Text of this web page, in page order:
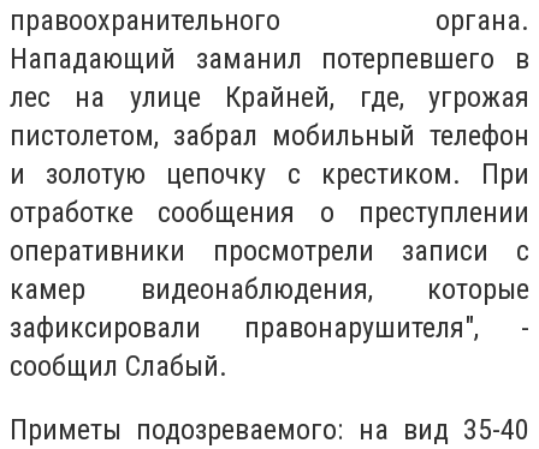
правоохранительного органа.
Нападающий заманил потерпевшего в
лес на улице Крайней, где, угрожая
пистолетом, забрал мобильный телефон
и золотую цепочку с крестиком. При
отработке сообщения о преступлении
оперативники просмотрели записи с
камер видеонаблюдения, которые
зафиксировали правонарушителя", -
сообщил Слабый.
Приметы подозреваемого: на вид 35-40